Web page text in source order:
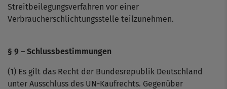
Streitbeilegungsverfahren vor einer
Verbraucherschlichtungsstelle teilzunehmen.
§ 9 – Schlussbestimmungen
(1) Es gilt das Recht der Bundesrepublik Deutschland
unter Ausschluss des UN-Kaufrechts. Gegenüber